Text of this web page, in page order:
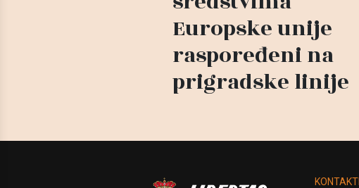
Europske unije
raspoređeni na
prigradske linije
KONTAKTI